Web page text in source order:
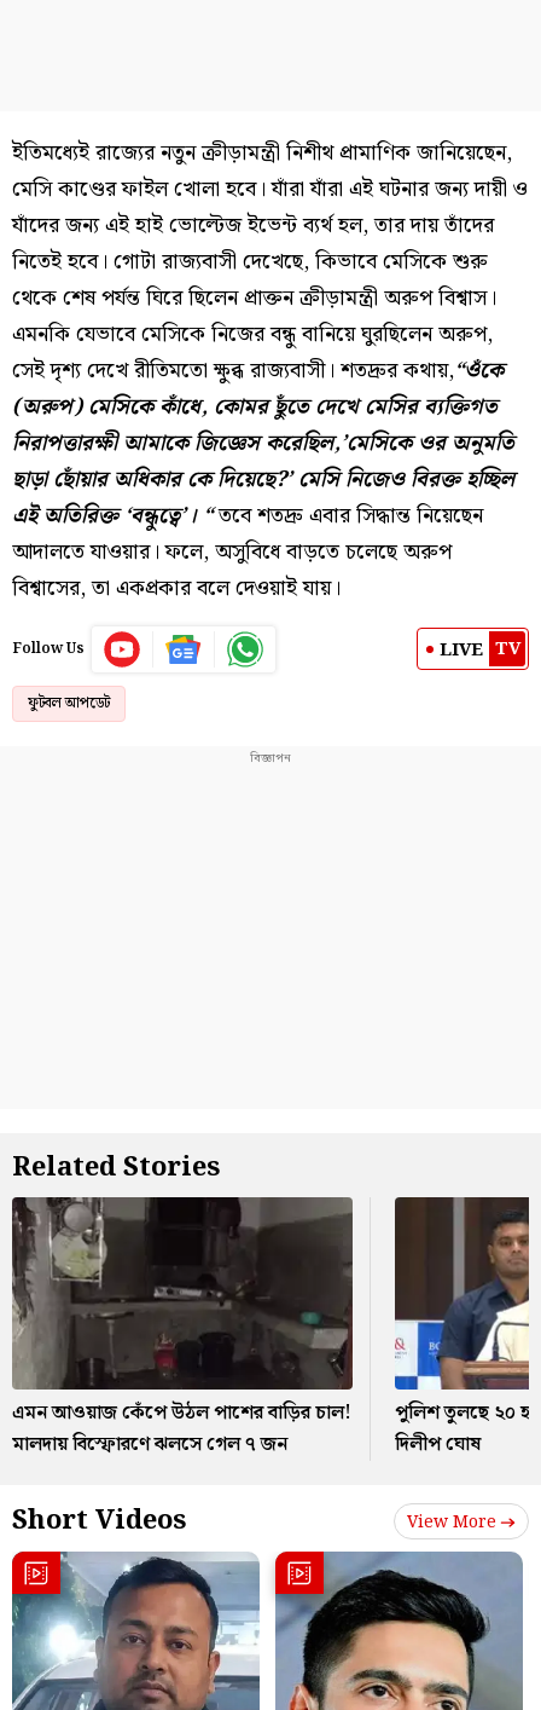
ইতিমধ্যেই রাজ্যের নতুন ক্রীড়ামন্ত্রী নিশীথ প্রামাণিক জানিয়েছেন,
মেসি কাণ্ডের ফাইল খোলা হবে। যাঁরা যাঁরা এই ঘটনার জন্য দায়ী ও
যাঁদের জন্য এই হাই ভোল্টেজ ইভেন্ট ব্যর্থ হল, তার দায় তাঁদের
নিতেই হবে। গোটা রাজ্যবাসী দেখেছে, কিভাবে মেসিকে শুরু
থেকে শেষ পর্যন্ত ঘিরে ছিলেন প্রাক্তন ক্রীড়ামন্ত্রী অরুপ বিশ্বাস।
এমনকি যেভাবে মেসিকে নিজের বন্ধু বানিয়ে ঘুরছিলেন অরুপ,
সেই দৃশ্য দেখে রীতিমতো ক্ষুব্ধ রাজ্যবাসী। শতদ্রুর কথায়,“ওঁকে
(অরুপ) মেসিকে কাঁধে, কোমর ছুঁতে দেখে মেসির ব্যক্তিগত
নিরাপত্তারক্ষী আমাকে জিজ্ঞেস করেছিল,’মেসিকে ওর অনুমতি
ছাড়া ছোঁয়ার অধিকার কে দিয়েছে?’ মেসি নিজেও বিরক্ত হচ্ছিল
এই অতিরিক্ত ‘বন্ধুত্বে’। “তবে শতদ্রু এবার সিদ্ধান্ত নিয়েছেন
আদালতে যাওয়ার। ফলে, অসুবিধে বাড়তে চলেছে অরুপ
বিশ্বাসের, তা একপ্রকার বলে দেওয়াই যায়।
Follow Us LIVE TV
ফুটবল আপডেট
Related Stories
এমন আওয়াজ কেঁপে উঠল পাশের বাড়ির চাল!
মালদায় বিস্ফোরণে ঝলসে গেল ৭ জন
পুলিশ তুলছে ২০
দিলীপ ঘোষ
Short Videos View More